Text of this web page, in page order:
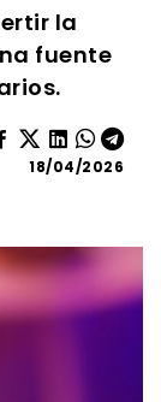
la
fuente
18/04/2026